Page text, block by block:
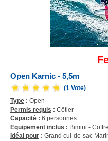
Open Karnic - 5,5m
(1 Vote)
Type : Open
Permis requis : Côtier
Capacité : 6 personnes
Equipement inclus : Bimini -
Idéal pour : Grand cul-de-sac